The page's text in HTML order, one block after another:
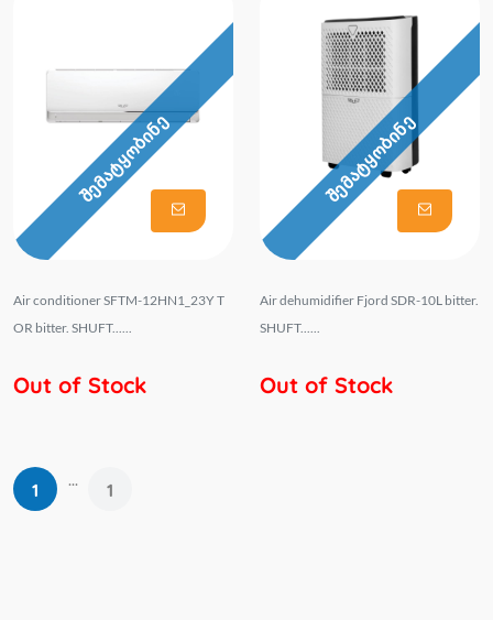
შემატყობინე
Air conditioner SFTM-12HN1_23Y T
OR bitter. SHUFT......
Out of Stock
შემატყობინე
Air dehumidifier Fjord SDR-10L bitter.
SHUFT......
Out of Stock
1 ... 1